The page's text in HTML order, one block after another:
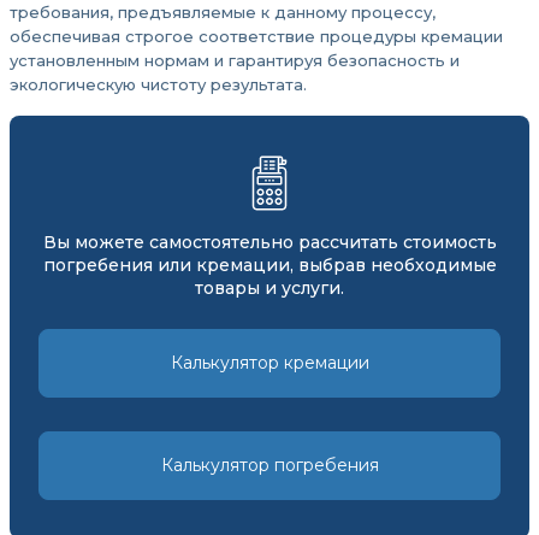
требования, предъявляемые к данному процессу,
обеспечивая строгое соответствие процедуры кремации
установленным нормам и гарантируя безопасность и
экологическую чистоту результата.
Вы можете самостоятельно рассчитать стоимость
погребения или кремации, выбрав необходимые
товары и услуги.
Калькулятор кремации
Калькулятор погребения